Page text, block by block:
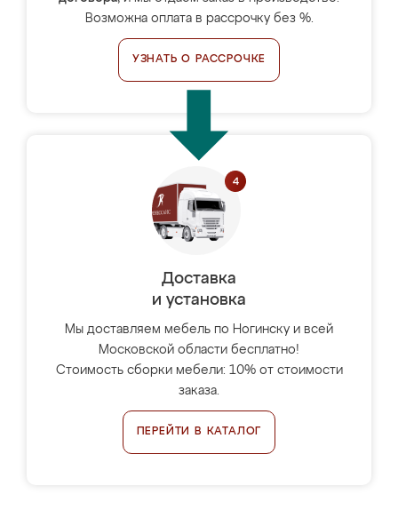
Возможна оплата в рассрочку без %.
УЗНАТЬ О РАССРОЧКЕ
Доставка
и установка
Мы доставляем мебель по Ногинску и всей
Московской области бесплатно!
Стоимость сборки мебели: 10% от стоимости
заказа.
ПЕРЕЙТИ В КАТАЛОГ